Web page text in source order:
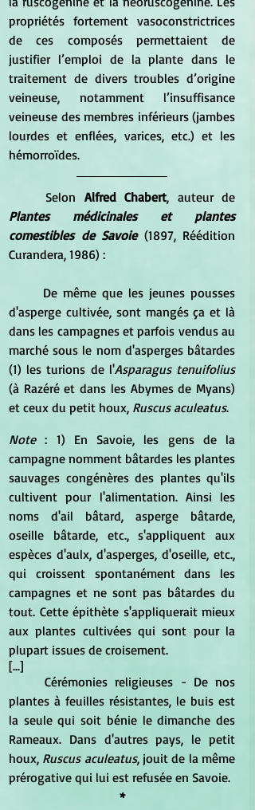
propriétés fortement vasoconstrictrices
de ces composés permettaient de
justifier l’emploi de la plante dans le
traitement de divers troubles d’origine
veineuse, notamment l’insuffisance
veineuse des membres inférieurs (jambes
lourdes et enflées, varices, etc.) et les
hémorroïdes.
	Selon
Alfred Chabert
Plantes médicinales et plantes
comestibles de Savoie (1897, Réédition
Curandera, 1986) :
d'asperge cultivée, sont mangés ça et là
dans les campagnes et parfois vendus au
marché sous le nom d'asperges bâtardes
(1) les turions de l'Asparagus tenuifolius
(à Razéré et dans les Abymes de Myans)
et ceux du petit houx, Ruscus aculeatus.
Note : 1) En Savoie, les gens de la
campagne nomment bâtardes les plantes
sauvages congénères des plantes qu'ils
cultivent pour l'alimentation. Ainsi les
noms d'ail bâtard, asperge bâtarde,
oseille bâtarde, etc., s'appliquent aux
espèces d'aulx, d'asperges, d'oseille, etc.,
qui croissent spontanément dans les
campagnes et ne sont pas bâtardes du
tout. Cette épithète s'appliquerait mieux
aux plantes cultivées qui sont pour la
plupart issues de croisement.
[...]
	Cérémonies religieuses - De nos
plantes à feuilles résistantes, le buis est
la seule qui soit bénie le dimanche des
Rameaux. Dans d'autres pays, le petit
houx, Ruscus aculeatus, jouit de la même
prérogative qui lui est refusée en Savoie.
*